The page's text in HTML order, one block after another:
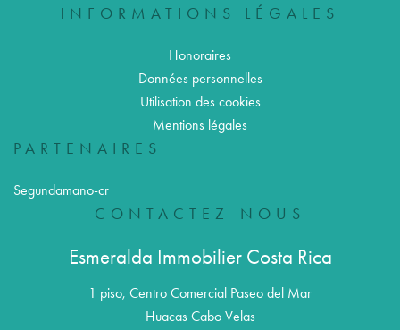
INFORMATIONS LÉGALES
Honoraires
Données personnelles
Utilisation des cookies
Mentions légales
PARTENAIRES
Segundamano-cr
CONTACTEZ-NOUS
Esmeralda Immobilier Costa Rica
1 piso, Centro Comercial Paseo del Mar
Huacas Cabo Velas